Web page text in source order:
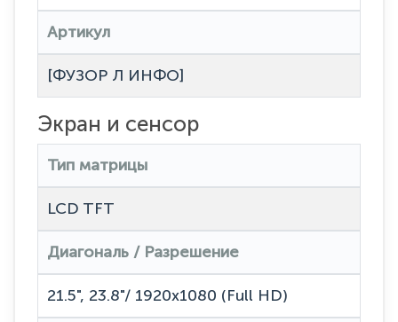
Артикул
[ФУЗОР Л ИНФО]
Экран и сенсор
Тип матрицы
LCD TFT
Диагональ / Разрешение
21.5", 23.8"/ 1920x1080 (Full HD)